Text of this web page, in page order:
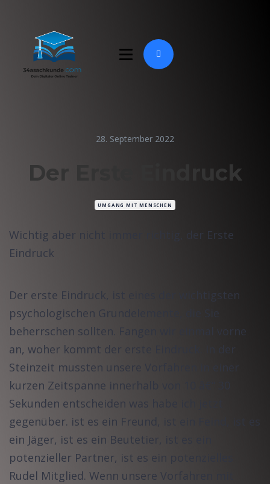
28. September 2022
Der Erste Eindruck
UMGANG MIT MENSCHEN
Wichtig aber nicht immer richtig, der Erste
Eindruck
Der erste Eindruck, ist eines der wichtigsten
psychologischen Grundelemente, die Sie
beherrschen sollten. Fangen wir einmal vorne
an, woher kommt der erste Eindruck. In der
Steinzeit mussten unsere Vorfahren in einer
kurzen Zeitspanne innerhalb von 10 â€“ 30
Sekunden entscheiden was habe ich jetzt
gegenüber. ist es ein Freund, ist ein Feind, ist es
ein Jäger, ist es ein Beutetier, ist es ein
potenzieller Partner, ist es ein potenzielles
Rudel Mitglied. Wenn unsere Vorfahren mit